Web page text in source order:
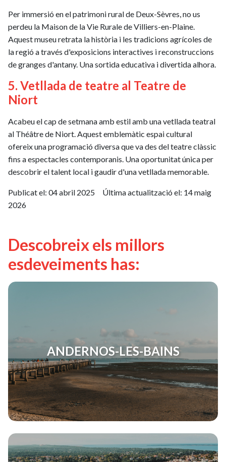
Per immersió en el patrimoni rural de Deux-Sèvres, no us
perdeu la Maison de la Vie Rurale de Villiers-en-Plaine.
Aquest museu retrata la història i les tradicions agrícoles de
la regió a través d'exposicions interactives i reconstruccions
de granges d'antany. Una sortida educativa i divertida alhora.
5. Vetllada de teatre al Teatre de
Niort
Acabeu el cap de setmana amb estil amb una vetllada teatral
al Théâtre de Niort. Aquest emblemàtic espai cultural
ofereix una programació diversa que va des del teatre clàssic
fins a espectacles contemporanis. Una oportunitat única per
descobrir el talent local i gaudir d'una vetllada memorable.
Publicat el: 04 abril 2025 Última actualització el: 14 maig
2026
Descobreix els millors
esdeveiments has:
ANDERNOS-LES-BAINS